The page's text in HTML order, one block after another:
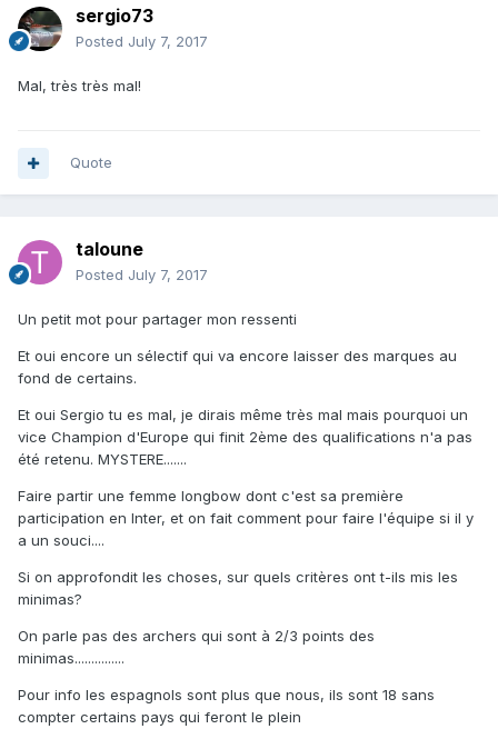
sergio73
Posted July 7, 2017
Mal, très très mal!
Quote
taloune
Posted July 7, 2017
Un petit mot pour partager mon ressenti
Et oui encore un sélectif qui va encore laisser des marques au
fond de certains.
Et oui Sergio tu es mal, je dirais même très mal mais pourquoi un
vice Champion d'Europe qui finit 2ème des qualifications n'a pas
été retenu. MYSTERE.......
Faire partir une femme longbow dont c'est sa première
participation en Inter, et on fait comment pour faire l'équipe si il y
a un souci....
Si on approfondit les choses, sur quels critères ont t-ils mis les
minimas?
On parle pas des archers qui sont à 2/3 points des
minimas...............
Pour info les espagnols sont plus que nous, ils sont 18 sans
compter certains pays qui feront le plein